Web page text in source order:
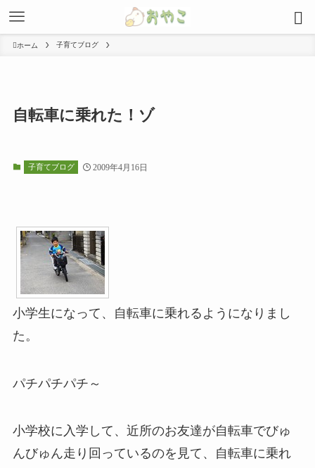
ホーム 子育てブログ
自転車に乗れた！ゾ
子育てブログ 2009年4月16日
小学生になって、自転車に乗れるようになりまし
た。
パチパチパチ～
小学校に入学して、近所のお友達が自転車でびゅ
んびゅん走り回っているのを見て、自転車に乗れ